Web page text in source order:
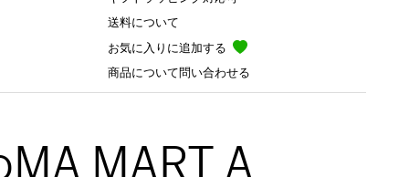
送料について
お気に入りに追加する
商品について問い合わせる
MART A